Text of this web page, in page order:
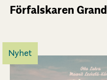
Förfalskaren
Nyhet